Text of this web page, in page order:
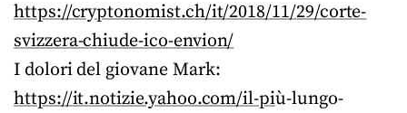
https://cryptonomist.ch/it/2018/11/29/corte-
svizzera-chiude-ico-envion/
I dolori del giovane Mark:
https://it.notizie.yahoo.com/il-più-lungo-